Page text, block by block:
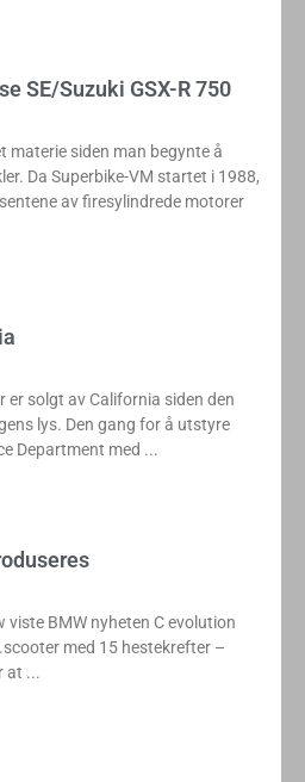
SE/Suzuki GSX-R 750
siden man begynte å
Da Superbike-VM startet i 1988,
av firesylindrede motorer
er solgt av California siden den
lys. Den gang for å utstyre
Department med
viste BMW nyheten C evolution
med 15 hestekrefter –
at